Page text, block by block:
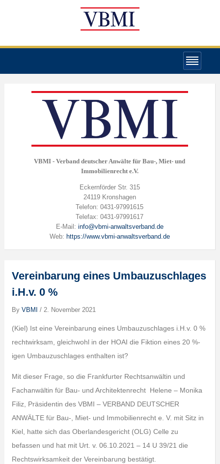
VBMI - Verband deutscher Anwälte für Bau-, Miet- und
Immobilienrecht e.V.
Eckernförder Str. 315
24119 Kronshagen
Telefon: 0431-97991615
Telefax: 0431-97991617
E-Mail: info@vbmi-anwaltsverband.de
Web: https://www.vbmi-anwaltsverband.de
Vereinbarung eines Umbauzuschlages
i.H.v. 0 %
By VBMI / 2. November 2021
(Kiel) Ist eine Vereinbarung eines Umbauzuschlages i.H.v. 0 %
rechtwirksam, gleichwohl in der HOAI die Fiktion eines 20 %-
igen Umbauzuschlages enthalten ist?
Mit dieser Frage, so die Frankfurter Rechtsanwältin und
Fachanwältin für Bau- und Architektenrecht Helene – Monika
Filiz, Präsidentin des VBMI – VERBAND DEUTSCHER
ANWÄLTE für Bau-, Miet- und Immobilienrecht e. V. mit Sitz in
Kiel, hatte sich das Oberlandesgericht (OLG) Celle zu
befassen und hat mit Urt. v. 06.10.2021 – 14 U 39/21 die
Rechtswirksamkeit der Vereinbarung bestätigt.